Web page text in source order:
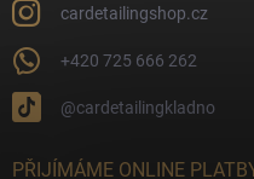
cardetailingshop.cz
+420 725 666 262
@cardetailingkladno
PŘIJÍMÁME ONLINE